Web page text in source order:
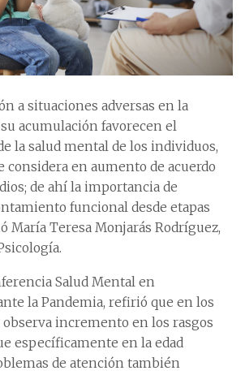
a situaciones adversas en la
acumulación favorecen el
la salud mental de los individuos,
considera en aumento de acuerdo
de ahí la importancia de
funcional desde etapas
María Teresa Monjarás Rodríguez,
Salud Mental en
la Pandemia, refirió que en los
incremento en los rasgos
específicamente en la edad
de atención también